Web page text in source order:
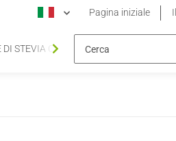
Pagina iniziale
STEVIA CONFEZIONE DI RICARICA